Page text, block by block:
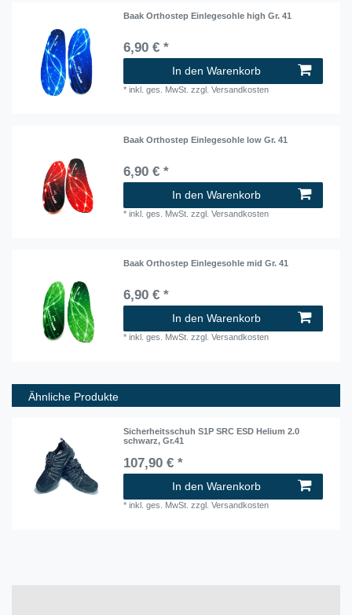
Baak Orthostep Einlegesohle high Gr. 41
6,90 € *
In den Warenkorb
*inkl. ges. MwSt. zzgl.Versandkosten
Baak Orthostep Einlegesohle low Gr. 41
6,90 € *
In den Warenkorb
*inkl. ges. MwSt. zzgl.Versandkosten
Baak Orthostep Einlegesohle mid Gr. 41
6,90 € *
In den Warenkorb
*inkl. ges. MwSt. zzgl.Versandkosten
Ähnliche Produkte
Sicherheitsschuh S1P SRC ESD Helium 2.0
schwarz, Gr.41
107,90 € *
In den Warenkorb
*inkl. ges. MwSt. zzgl.Versandkosten